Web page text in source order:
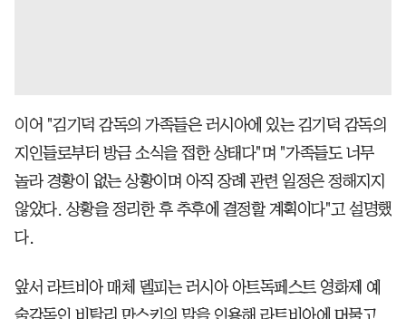
이어 "김기덕 감독의 가족들은 러시아에 있는 김기덕 감독의
지인들로부터 방금 소식을 접한 상태다"며 "가족들도 너무
놀라 경황이 없는 상황이며 아직 장례 관련 일정은 정해지지
않았다. 상황을 정리한 후 추후에 결정할 계획이다"고 설명했
다.
앞서 라트비아 매체 델피는 러시아 아트독페스트 영화제 예
술감독인 비탈리 만스키의 말을 인용해 라트비아에 머물고